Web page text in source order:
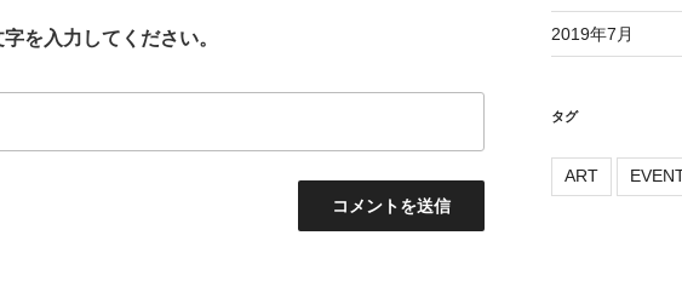
を入力してください。 2019年7月
タグ
ART